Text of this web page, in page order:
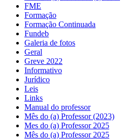
FME
Formação
Formação Continuada
Fundeb
Galeria de fotos
Geral
Greve 2022
Informativo
Jurídico
Leis
Links
Manual do professor
Mês do (a) Professor (2023)
Mes do (a) Professor 2025
Mês do (a) Professor 2025